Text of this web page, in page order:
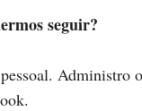
seguir?
Administro o